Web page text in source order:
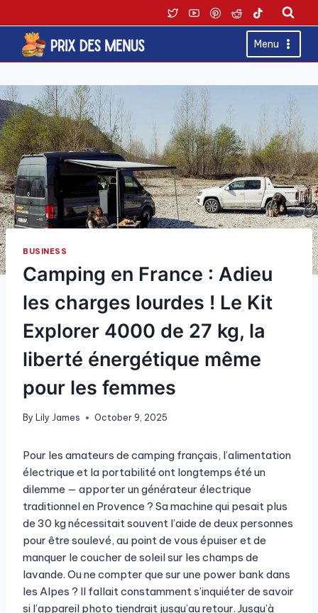
to
content
Menu
BUSINESS
Camping en France : Adieu
les charges lourdes ! Le Kit
Explorer 4000 de 27 kg, la
liberté énergétique même
pour les femmes
By Lily James October 9, 2025
Pour les amateurs de camping français, l’alimentation
électrique et la portabilité ont longtemps été un
dilemme — apporter un générateur électrique
traditionnel en Provence ? Sa machine qui pesait plus
de 30 kg nécessitait souvent l’aide de deux personnes
pour être soulevé, au point de vous épuiser et de
manquer le coucher de soleil sur les champs de
lavande. Ou ne compter que sur une power bank dans
les Alpes ? Il fallait constamment s’inquiéter de savoir
si l’appareil photo tiendrait jusqu’au retour. Jusqu’à